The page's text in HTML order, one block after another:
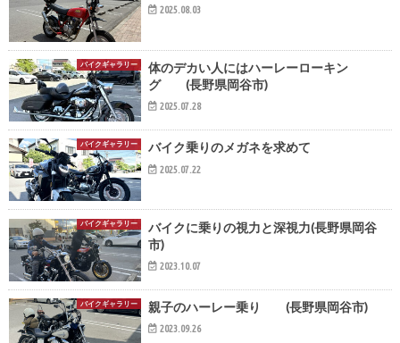
2025.08.03
バイクギャラリー
体のデカい人にはハーレーローキン
グ (長野県岡谷市)
2025.07.28
バイクギャラリー バイク乗りのメガネを求めて
2025.07.22
バイクギャラリー
バイクに乗りの視力と深視力(長野県岡谷
市)
2023.10.07
バイクギャラリー 親子のハーレー乗り (長野県岡谷市)
2023.09.26